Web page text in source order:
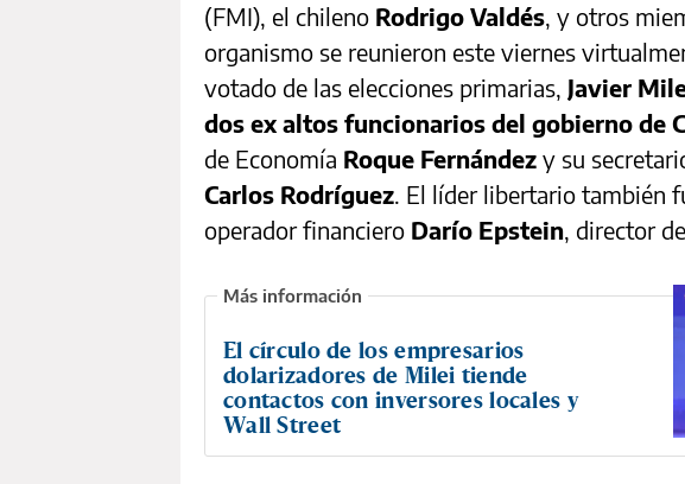
(FMI), el chileno Rodrigo Valdés, y otros
organismo se reunieron este viernes
votado de las elecciones primarias, Javier
dos ex altos funcionarios del gobierno de
de Economía Roque Fernández y su
Carlos Rodríguez. El líder libertario también
operador financiero Darío Epstein, director
El círculo de los empresarios
dolarizadores de Milei tiende
contactos con inversores locales y
Wall Street